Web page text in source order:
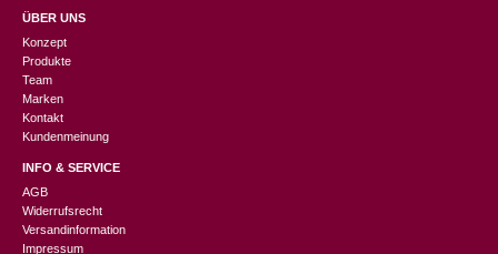
ÜBER UNS
Konzept
Produkte
Team
Marken
Kontakt
Kundenmeinung
INFO & SERVICE
AGB
Widerrufsrecht
Versandinformation
Impressum